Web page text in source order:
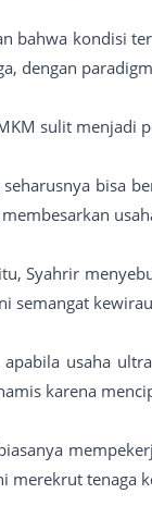
bahwa kondisi
dengan
sulit menjadi
bisa
Syahrir
semangat
usaha
karena
merekrut tenaga